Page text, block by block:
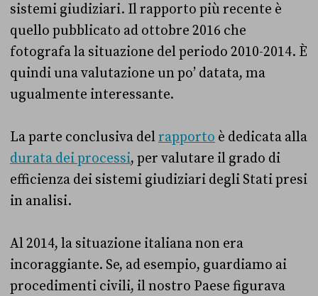
sistemi giudiziari. Il rapporto più recente è
quello pubblicato ad ottobre 2016 che
fotografa la situazione del periodo 2010-2014. È
quindi una valutazione un po’ datata, ma
ugualmente interessante.
La parte conclusiva delrapporto è dedicata alla
durata dei processi, per valutare il grado di
efficienza dei sistemi giudiziari degli Stati presi
in analisi.
Al 2014, la situazione italiana non era
incoraggiante. Se, ad esempio, guardiamo ai
procedimenti civili, il nostro Paese figurava